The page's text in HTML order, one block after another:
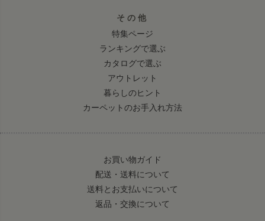
その他
特集ページ
ランキングで選ぶ
カタログで選ぶ
アウトレット
暮らしのヒント
カーペットのお手入れ方法
お買い物ガイド
配送・送料について
送料とお支払いについて
返品・交換について